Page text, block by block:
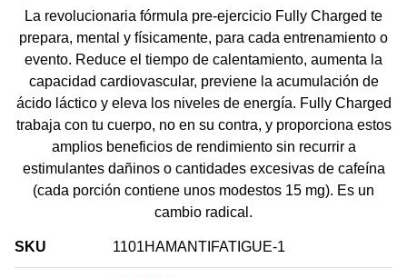
La revolucionaria fórmula pre-ejercicio Fully Charged te
prepara, mental y físicamente, para cada entrenamiento o
evento. Reduce el tiempo de calentamiento, aumenta la
capacidad cardiovascular, previene la acumulación de
ácido láctico y eleva los niveles de energía. Fully Charged
trabaja con tu cuerpo, no en su contra, y proporciona estos
amplios beneficios de rendimiento sin recurrir a
estimulantes dañinos o cantidades excesivas de cafeína
(cada porción contiene unos modestos 15 mg). Es un
cambio radical.
SKU 1101HAMANTIFATIGUE-1